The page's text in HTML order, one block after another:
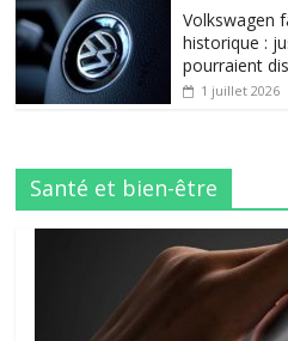
Volkswagen
historique :
pourraient
1 juillet 2026
Santé et bien-être